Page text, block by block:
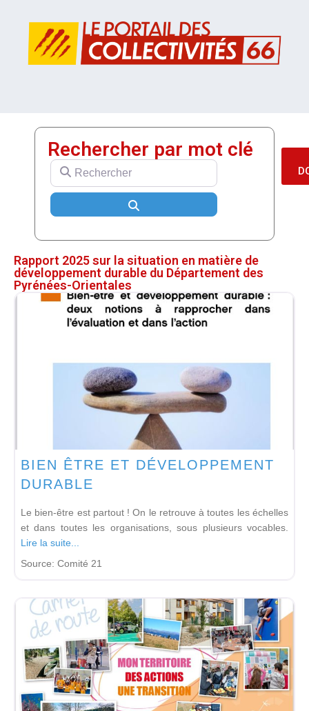
Rechercher par mot clé
Rechercher
Rapport 2025 sur la situation en matière de
développement durable du Département des
Pyrénées-Orientales
BIEN ÊTRE ET DÉVELOPPEMENT
DURABLE
Le bien-être est partout ! On le retrouve à toutes les échelles
et dans toutes les organisations, sous plusieurs vocables.
Lire la suite...
Source: Comité 21